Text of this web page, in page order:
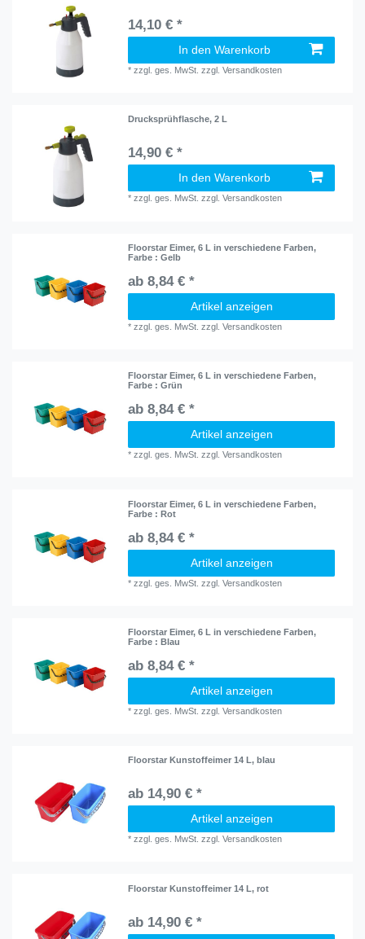
14,10 € *
In den Warenkorb
*zzgl. ges. MwSt. zzgl.Versandkosten
Drucksprühflasche, 2 L
14,90 € *
In den Warenkorb
*zzgl. ges. MwSt. zzgl.Versandkosten
Floorstar Eimer, 6 L in verschiedene Farben,
Farbe : Gelb
ab 8,84 € *
Artikel anzeigen
*zzgl. ges. MwSt. zzgl.Versandkosten
Floorstar Eimer, 6 L in verschiedene Farben,
Farbe : Grün
ab 8,84 € *
Artikel anzeigen
*zzgl. ges. MwSt. zzgl.Versandkosten
Floorstar Eimer, 6 L in verschiedene Farben,
Farbe : Rot
ab 8,84 € *
Artikel anzeigen
*zzgl. ges. MwSt. zzgl.Versandkosten
Floorstar Eimer, 6 L in verschiedene Farben,
Farbe : Blau
ab 8,84 € *
Artikel anzeigen
*zzgl. ges. MwSt. zzgl.Versandkosten
Floorstar Kunstoffeimer 14 L, blau
ab 14,90 € *
Artikel anzeigen
*zzgl. ges. MwSt. zzgl.Versandkosten
Floorstar Kunstoffeimer 14 L, rot
ab 14,90 € *